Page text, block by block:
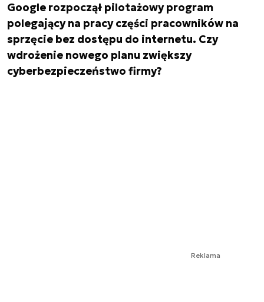
Google rozpoczął pilotażowy program
polegający na pracy części pracowników na
sprzęcie bez dostępu do internetu. Czy
wdrożenie nowego planu zwiększy
cyberbezpieczeństwo firmy?
Reklama